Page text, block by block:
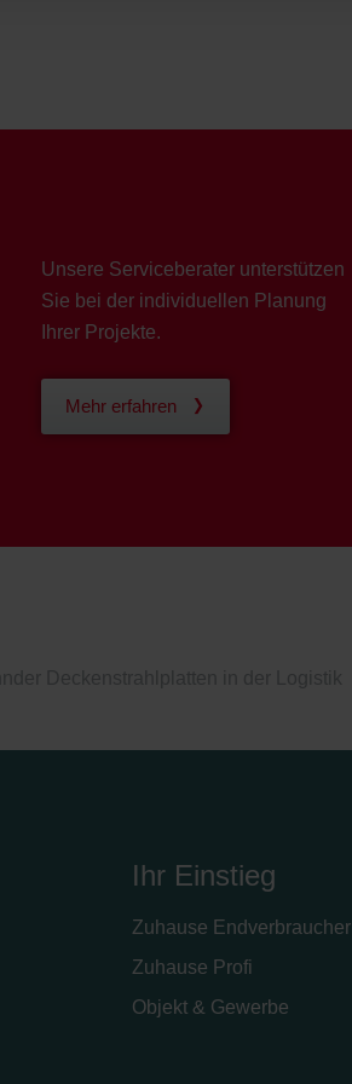
Unsere Serviceberater unterstützen
Sie bei der individuellen Planung
Ihrer Projekte.
Mehr erfahren
Ihr Einstieg
Zuhause Endverbraucher
Zuhause Profi
Objekt & Gewerbe